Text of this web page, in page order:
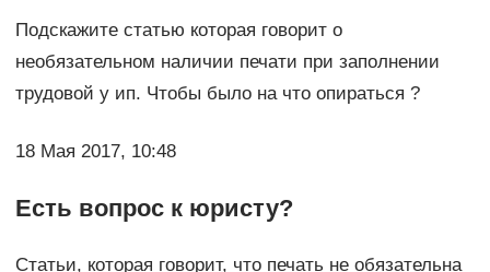
Подскажите статью которая говорит о
необязательном наличии печати при заполнении
трудовой у ип. Чтобы было на что опираться ?
18 Мая 2017, 10:48
Есть вопрос к юристу?
Статьи, которая говорит, что печать не обязательна